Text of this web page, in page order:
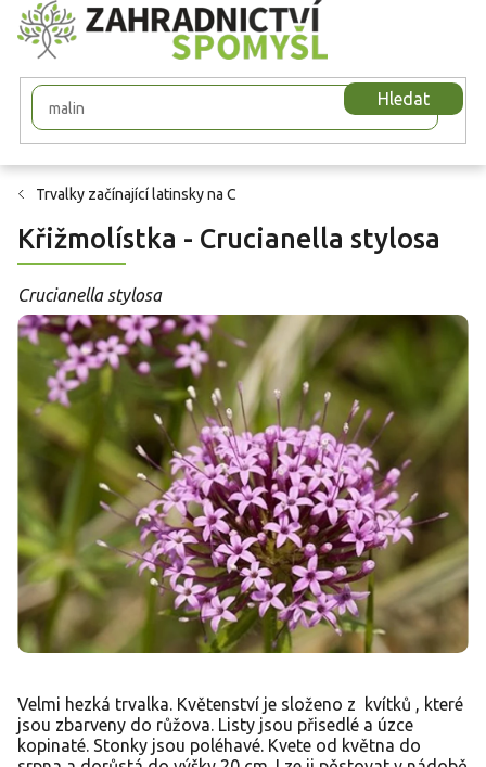
Přejít
na
obsah
Hledat
Trvalky začínající latinsky na C
Křižmolístka - Crucianella stylosa
Crucianella stylosa
Velmi hezká trvalka. Květenství je složeno z kvítků , které
jsou zbarveny do růžova. Listy jsou přisedlé a úzce
kopinaté. Stonky jsou poléhavé. Kvete od května do